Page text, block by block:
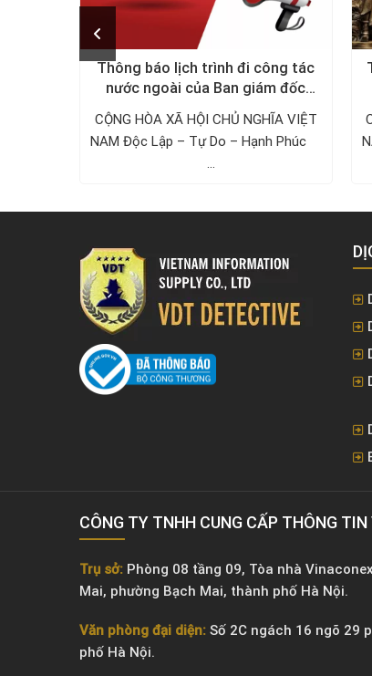
Thông báo lịch trình đi công tác
nước ngoài của Ban giám đốc
Công ty Thám tử VDT năm 2024
CỘNG HÒA XÃ HỘI CHỦ NGHĨA VIỆT
NAM Độc Lập – Tự Do – Hạnh Phúc ­­­­­­­­­­­­­­­­­­­­
...
CÔNG TY TNHH CUNG CẤP THÔNG
Trụ sở: Phòng 08 tầng 09, Tòa nhà
Mai, phường Bạch Mai, thành phố Hà Nội.
Văn phòng đại diện: Số 2C ngách 16 ngõ 29
phố Hà Nội.